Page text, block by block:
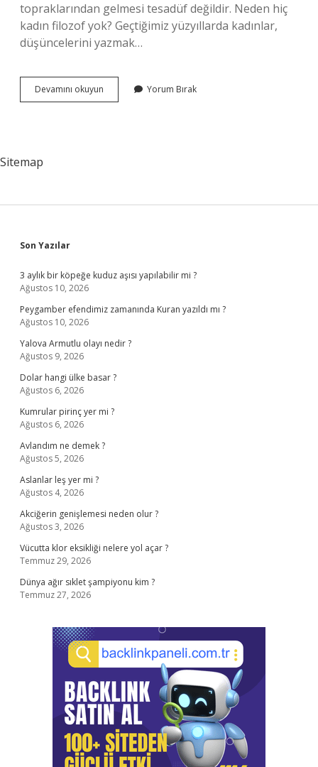
topraklarından gelmesi tesadüf değildir. Neden hiç
kadın filozof yok? Geçtiğimiz yüzyıllarda kadınlar,
düşüncelerini yazmak…
Devamını okuyun
Kadın
Yorum Bırak
Sitemap
Sidebar
Son Yazılar
3 aylık bir köpeğe kuduz aşısı yapılabilir mi ?
Ağustos 10, 2026
Peygamber efendimiz zamanında Kuran yazıldı mı ?
Ağustos 10, 2026
Yalova Armutlu olayı nedir ?
Ağustos 9, 2026
Dolar hangi ülke basar ?
Ağustos 6, 2026
Kumrular pirinç yer mi ?
Ağustos 6, 2026
Avlandım ne demek ?
Ağustos 5, 2026
Aslanlar leş yer mi ?
Ağustos 4, 2026
Akciğerin genişlemesi neden olur ?
Ağustos 3, 2026
Vücutta klor eksikliği nelere yol açar ?
Temmuz 29, 2026
Dünya ağır sıklet şampiyonu kim ?
Temmuz 27, 2026